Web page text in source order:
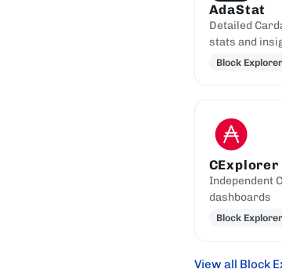
AdaStat
Detailed
stats and
Block Explorer
CExplorer
Independent
dashboards
Block Explorer
View all Block